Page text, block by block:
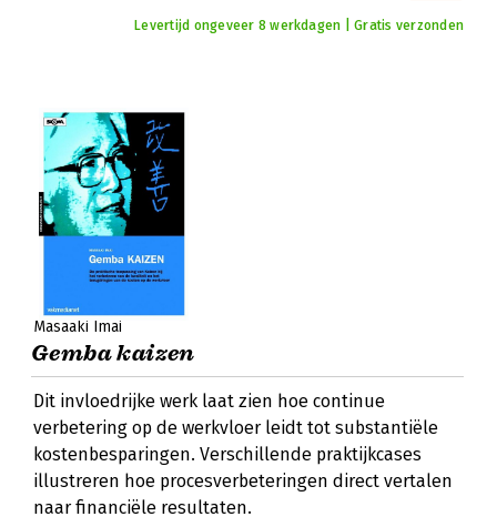
Levertijd ongeveer 8 werkdagen | Gratis verzonden
Masaaki Imai
Gemba kaizen
Dit invloedrijke werk laat zien hoe continue
verbetering op de werkvloer leidt tot substantiële
kostenbesparingen. Verschillende praktijkcases
illustreren hoe procesverbeteringen direct vertalen
naar financiële resultaten.